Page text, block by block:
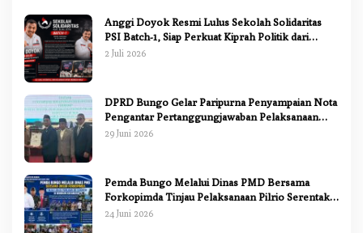
Anggi Doyok Resmi Lulus Sekolah Solidaritas
PSI Batch-1, Siap Perkuat Kiprah Politik dari
Daerah
2 Juli 2026
DPRD Bungo Gelar Paripurna Penyampaian Nota
Pengantar Pertanggungjawaban Pelaksanaan
APBD 2025
29 Juni 2026
Pemda Bungo Melalui Dinas PMD Bersama
Forkopimda Tinjau Pelaksanaan Pilrio Serentak
2026
24 Juni 2026